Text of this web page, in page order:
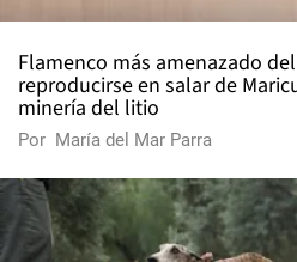
Flamenco más amenazado
reproducirse en salar de
minería del litio
Por María del Mar Parra